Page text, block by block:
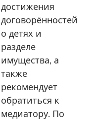
достижения
договорённостей
о детях и
разделе
имущества, а
также
рекомендует
обратиться к
медиатору. По